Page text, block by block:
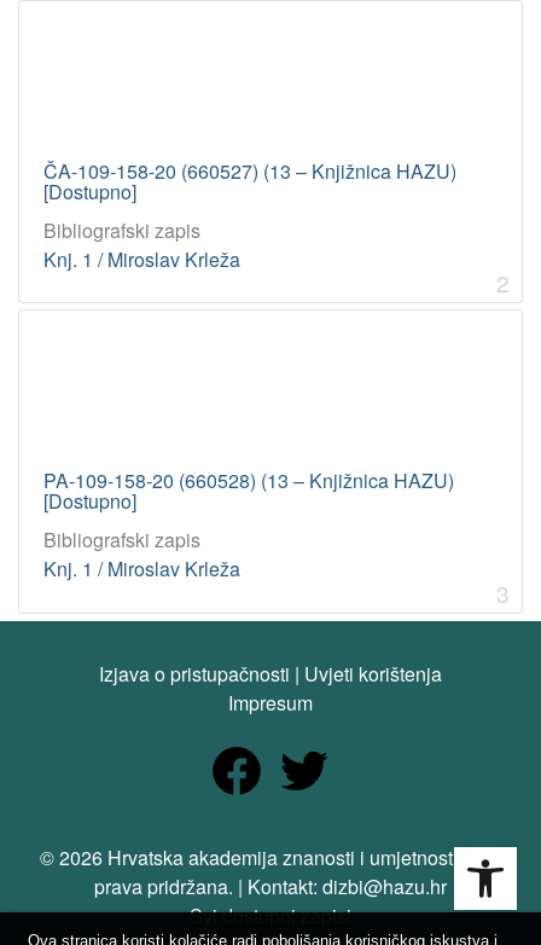
ČA-109-158-20 (660527) (13 – Knjižnica HAZU)
[Dostupno]
Bibliografski zapis
Knj. 1 / Miroslav Krleža
2
PA-109-158-20 (660528) (13 – Knjižnica HAZU)
[Dostupno]
Bibliografski zapis
Knj. 1 / Miroslav Krleža
3
Izjava o pristupačnosti | Uvjeti korištenja
Impresum
© 2026 Hrvatska akademija znanosti i umjetnosti. Sva
prava pridržana. | Kontakt: dizbi@hazu.hr
Svi dostupni zapisi
Ova stranica koristi kolačiće radi poboljšanja korisničkog iskustva i